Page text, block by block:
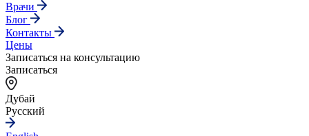
Врачи
Блог
Контакты
Цены
Записаться на консультацию
Записаться
Дубай
Русский